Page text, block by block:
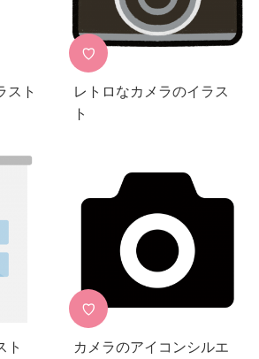
スト
♡
レトロなカメラのイラス
ト
ト
♡
カメラのアイコンシルエ